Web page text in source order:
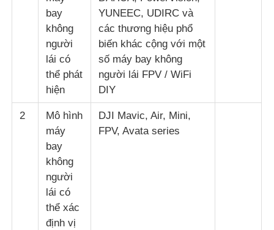
bay
không
người
lái có
thể phát
hiện
YUNEEC, UDIRC và
các thương hiệu phổ
biến khác cộng với một
số máy bay không
người lái FPV / WiFi
DIY
2
Mô hình
máy
bay
không
người
lái có
thể xác
định vị
DJI Mavic, Air, Mini,
FPV, Avata series